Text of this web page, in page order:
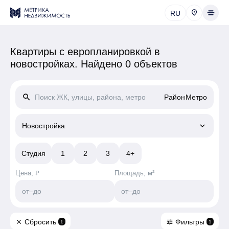
RU
Квартиры c европланировкой в
новостройках. Найдено 0 объектов
search РайонМетро
Новостройка keyboard_arrow_down
Студия 1 2 3 4+
Цена, ₽
от–до
Площадь, м²
от–до
close Сбросить 1 tune Фильтры 1